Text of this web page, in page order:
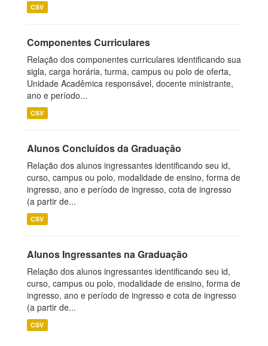
CSV
Componentes Curriculares
Relação dos componentes curriculares identificando sua
sigla, carga horária, turma, campus ou polo de oferta,
Unidade Acadêmica responsável, docente ministrante,
ano e período...
CSV
Alunos Concluídos da Graduação
Relação dos alunos ingressantes identificando seu id,
curso, campus ou polo, modalidade de ensino, forma de
ingresso, ano e período de ingresso, cota de ingresso
(a partir de...
CSV
Alunos Ingressantes na Graduação
Relação dos alunos ingressantes identificando seu id,
curso, campus ou polo, modalidade de ensino, forma de
ingresso, ano e período de ingresso e cota de ingresso
(a partir de...
CSV